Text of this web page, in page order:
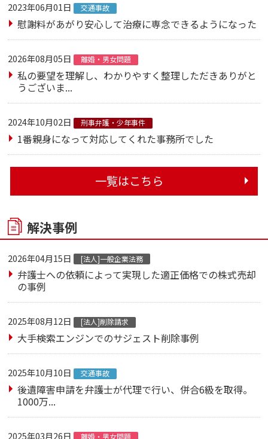
2023年06月01日 交通事故
慰謝料があがり安心して治療に専念できるようになった
2026年08月05日 離婚・男女問題
私の要望を理解し、わかりやすく整理しただきありがと
うございま...
2024年10月02日 刑事弁護・少年事件
1番親身になって対応してくれた事務所でした
一覧はこちら
解決事例
2026年04月15日 [法人]一般企業法務
弁護士への依頼によって実現した適正価格での株式売却
の事例
2025年08月12日 [法人]削除請求
大手検索エンジンでのサジェスト削除事例
2025年10月10日 交通事故
後遺障害申請を弁護士が代理で行い、併合6級を取得。
1000万...
2025年03月26日 離婚・男女問題